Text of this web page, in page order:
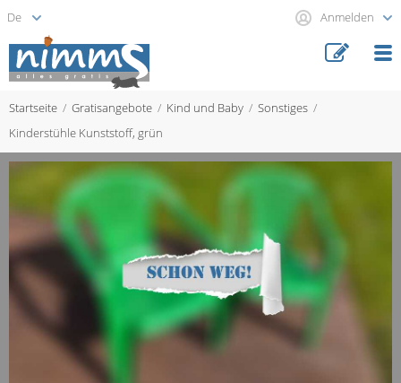
Anmelden
Startseite Gratisangebote Kind und Baby
Sonstiges
Kinderstühle Kunststoff, grün